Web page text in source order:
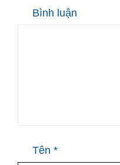
Bình luận
Tên *